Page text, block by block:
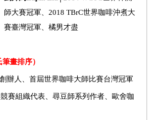
師大賽冠軍、 2018 TBrC世界咖啡沖煮大
賽臺灣冠軍、橘男才盡
畫排序）
創辦人、首屆世界咖啡大師比賽台灣冠軍
競賽組織代表、尋豆師系列作者、歐舍咖